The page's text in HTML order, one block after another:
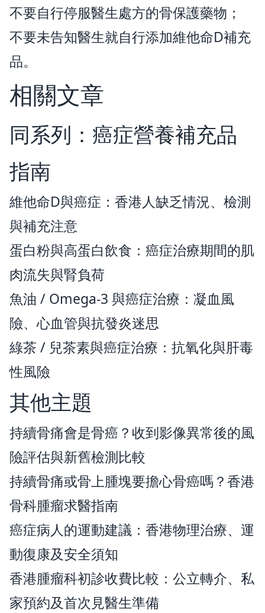
不要自行停服醫生處方的骨保護藥物；
不要未告知醫生就自行添加維他命D補充
品。
相關文章
同系列：癌症營養補充品
指南
維他命D與癌症：香港人缺乏情況、檢測
與補充注意
蛋白粉與高蛋白飲食：癌症治療期間的肌
肉流失與腎負荷
魚油 / Omega-3 與癌症治療：凝血風
險、心血管與抗發炎迷思
綠茶 / 兒茶素與癌症治療：抗氧化與肝毒
性風險
其他主題
持續骨痛會是骨癌？收到影像異常後的風
險評估與新舊檢測比較
持續骨痛或骨上腫塊要擔心骨癌嗎？香港
骨科腫瘤求醫指南
癌症病人的運動建議：香港物理治療、運
動復康及安全須知
香港腫瘤科初診收費比較：公立轉介、私
家預約及首次見醫生準備